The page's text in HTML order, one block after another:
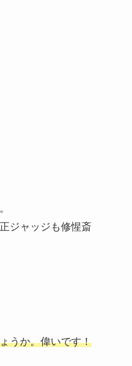
ジャッジも修惺斎
うか。偉いです！